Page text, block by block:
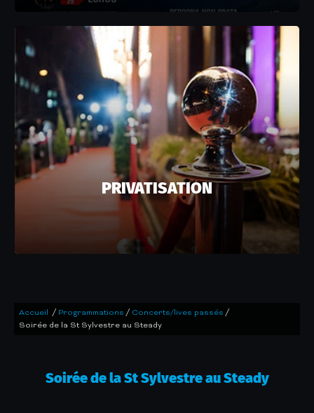
PRIVATISATION
Accueil / Programmations / Concerts/lives passés /
Soirée de la St Sylvestre au Steady
Soirée de la St Sylvestre au Steady